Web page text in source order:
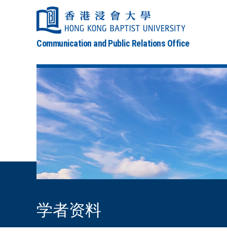
Communication and Public Relations Office
学者资料